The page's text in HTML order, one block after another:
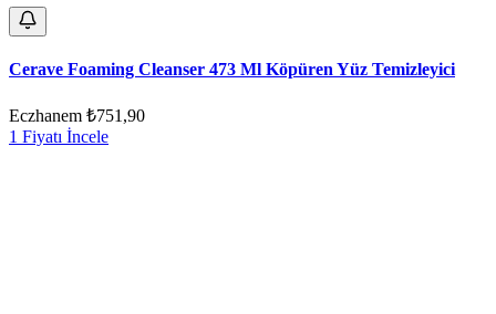
Cerave Foaming Cleanser 473 Ml Köpüren Yüz Temizleyici
Eczhanem ₺751,90
1 Fiyatı İncele